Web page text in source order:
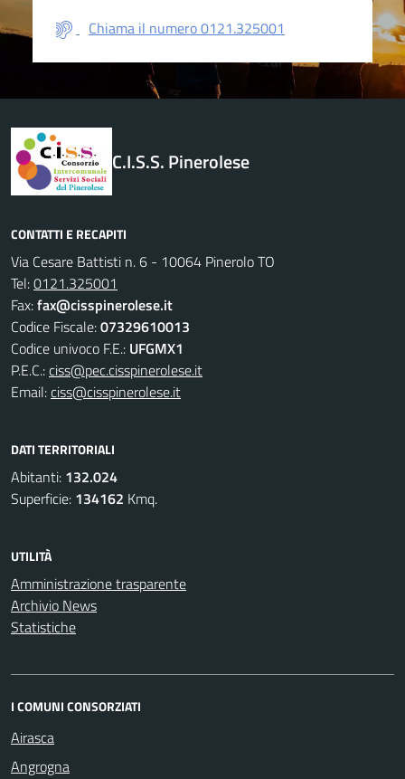
Chiama il numero 0121.325001
C.I.S.S. Pinerolese
CONTATTI E RECAPITI
Via Cesare Battisti n. 6 - 10064 Pinerolo TO
Tel:0121.325001
Fax:fax@cisspinerolese.it
Codice Fiscale:07329610013
Codice univoco F.E.: UFGMX1
P.E.C.:ciss@pec.cisspinerolese.it
Email:ciss@cisspinerolese.it
DATI TERRITORIALI
Abitanti: 132.024
Superficie: 134162 Kmq.
UTILITÀ
Amministrazione trasparente
Archivio News
Statistiche
I COMUNI CONSORZIATI
Airasca
Angrogna